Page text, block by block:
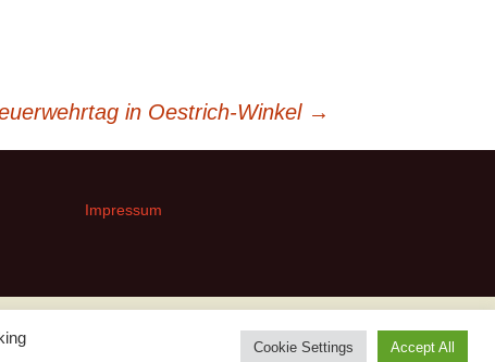
in Oestrich-Winkel →
Impressum
Cookie Settings Accept All